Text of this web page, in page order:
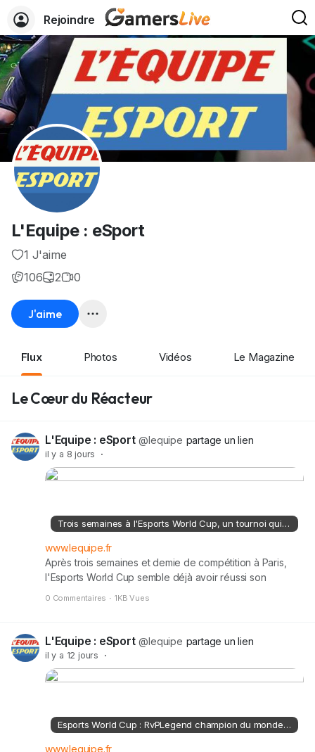
Rejoindre
L'Equipe : eSport
1 J'aime
106
2 0
J'aime
Flux Photos Vidéos Le Magazine
Le Cœur du Réacteur
L'Equipe : eSport @lequipe partage un lien
il y a 8 jours ·
Trois semaines à l'Esports World Cup, un tournoi qui brûle les étapes
www.lequipe.fr
Après trois semaines et demie de compétition à Paris,
l'Esports World Cup semble déjà avoir réussi son
étonnante.
0 Commentaires · 1KB Vues
L'Equipe : eSport @lequipe partage un lien
il y a 12 jours ·
Esports World Cup : RvPLegend champion du monde de FC26, le point sur les résultats
www.lequipe.fr